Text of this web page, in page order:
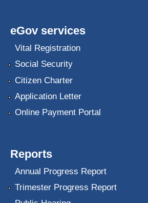
eGov services
Vital Registration
Social Security
Citizen Charter
Application Letter
Online Payment Portal
Reports
Annual Progress Report
Trimester Progress Report